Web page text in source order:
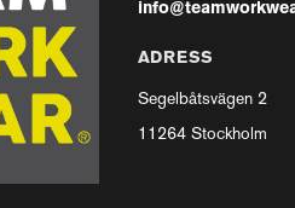
ADRESS
Segelbåtsvägen 2
11264 Stockholm